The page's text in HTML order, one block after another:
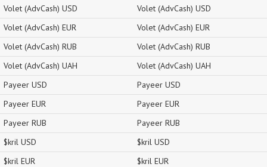
Volet (AdvCash) USD
Volet (AdvCash) EUR
Volet (AdvCash) RUB
Volet (AdvCash) UAH
Payeer USD
Payeer EUR
Payeer RUB
$kril USD
$kril EUR
Volet (AdvCash) USD
Volet (AdvCash) EUR
Volet (AdvCash) RUB
Volet (AdvCash) UAH
Payeer USD
Payeer EUR
Payeer RUB
$kril USD
$kril EUR